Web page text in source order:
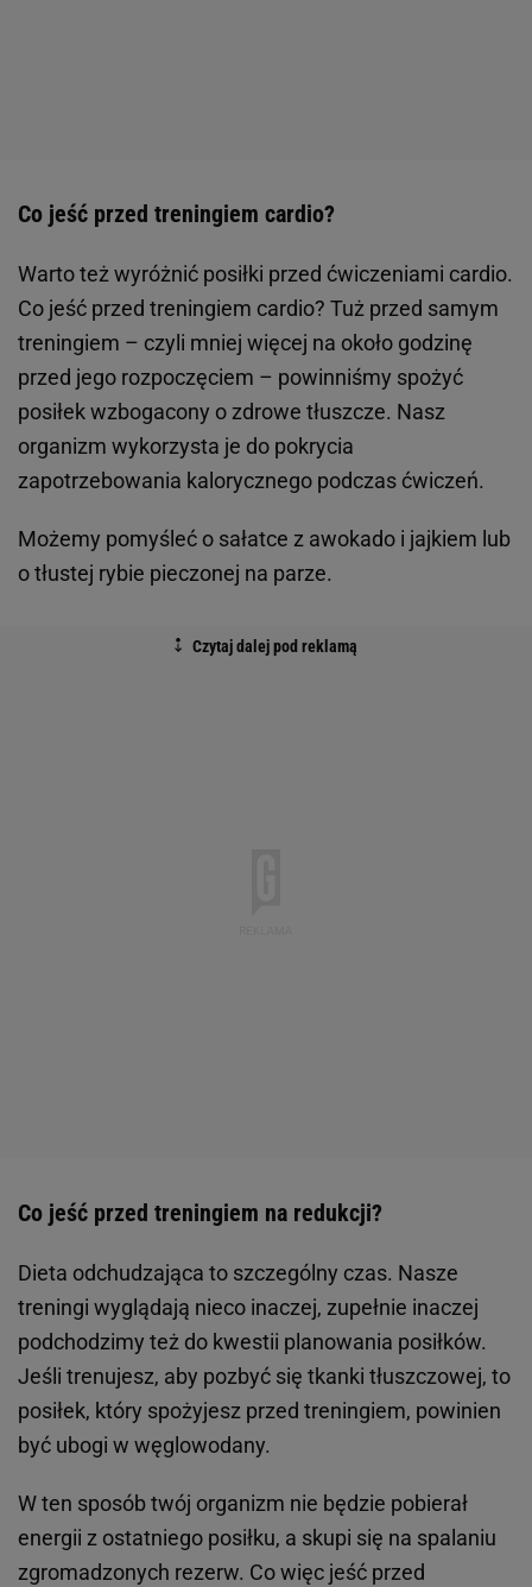
Co jeść przed treningiem cardio?
Warto też wyróżnić posiłki przed ćwiczeniami cardio.
Co jeść przed treningiem cardio? Tuż przed samym
treningiem – czyli mniej więcej na około godzinę
przed jego rozpoczęciem – powinniśmy spożyć
posiłek wzbogacony o zdrowe tłuszcze. Nasz
organizm wykorzysta je do pokrycia
zapotrzebowania kalorycznego podczas ćwiczeń.
Możemy pomyśleć o sałatce z awokado i jajkiem lub
o tłustej rybie pieczonej na parze.
Co jeść przed treningiem na redukcji?
Dieta odchudzająca to szczególny czas. Nasze
treningi wyglądają nieco inaczej, zupełnie inaczej
podchodzimy też do kwestii planowania posiłków.
Jeśli trenujesz, aby pozbyć się tkanki tłuszczowej, to
posiłek, który spożyjesz przed treningiem, powinien
być ubogi w węglowodany.
W ten sposób twój organizm nie będzie pobierał
energii z ostatniego posiłku, a skupi się na spalaniu
zgromadzonych rezerw. Co więc jeść przed